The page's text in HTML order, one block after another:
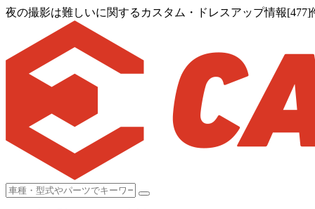
夜の撮影は難しいに関するカスタム・ドレスアップ情報[477]